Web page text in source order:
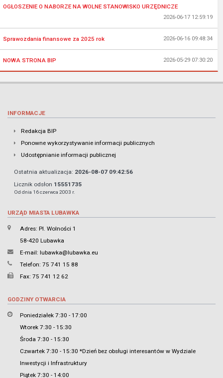
OGŁOSZENIE O NABORZE NA WOLNE STANOWISKO URZĘDNICZE
2026-06-17 12:59:19
Sprawozdania finansowe za 2025 rok 2026-06-16 09:48:34
NOWA STRONA BIP 2026-05-29 07:30:20
INFORMACJE
Redakcja BIP
Ponowne wykorzystywanie informacji publicznych
Udostępnianie informacji publicznej
Ostatnia aktualizacja: 2026-08-07 09:42:56
Licznik odsłon 15551735
Od dnia 16 czerwca 2003 r.
URZĄD MIASTA LUBAWKA
Adres: Pl. Wolności 1
58-420 Lubawka
E-mail: lubawka@lubawka.eu
Telefon: 75 741 15 88
Fax: 75 741 12 62
GODZINY OTWARCIA
Poniedziałek 7:30 - 17:00
Wtorek 7:30 - 15:30
Środa 7:30 - 15:30
Czwartek 7:30 - 15:30 *Dzień bez obsługi interesantów w Wydziale
Inwestycji i Infrastruktury
Piątek 7:30 - 14:00